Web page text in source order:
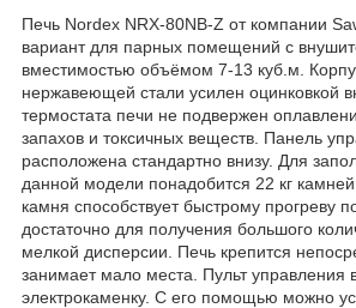
Печь Nordex NRX-80NB-Z от компании
вариант для парных помещений с
вместимостью объёмом 7-13 куб.м.
нержавеющей стали усилен оцинковкой
термостата печи не подвержен
запахов и токсичных веществ. Панель
расположена стандартно внизу. Для
данной модели понадобится 22 кг
камня способствует быстрому прогреву
достаточно для получения большого
мелкой дисперсии. Печь крепится
занимает мало места. Пульт управления
электрокаменку. С его помощью можно